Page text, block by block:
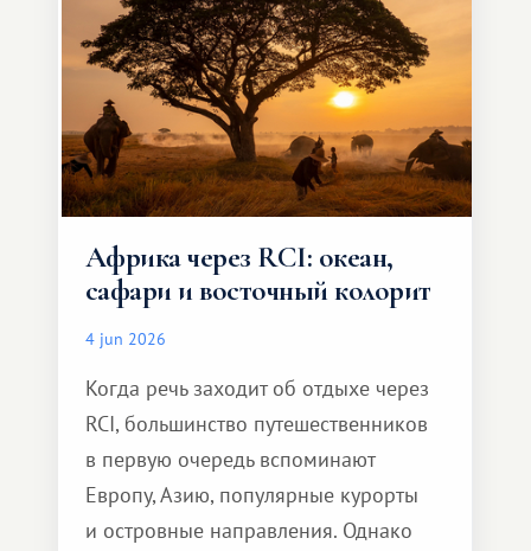
и запоминающееся :)
Африка через RCI: океан,
сафари и восточный колорит
4 jun 2026
Когда речь заходит об отдыхе через
RCI, большинство путешественников
в первую очередь вспоминают
Европу, Азию, популярные курорты
и островные направления. Однако